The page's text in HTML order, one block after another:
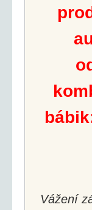
Vážení